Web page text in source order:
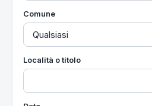
Comune
Località o titolo